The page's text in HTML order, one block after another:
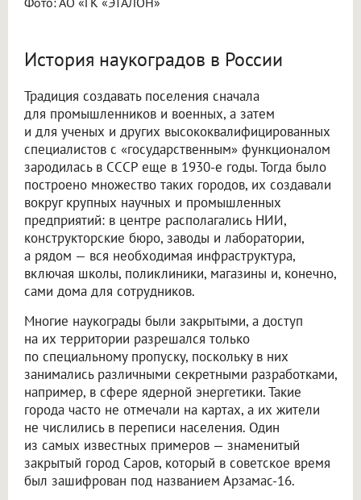
История наукоградов в России
Традиция создавать поселения сначала
для промышленников и военных, а затем
и для ученых и других высококвалифицированных
специалистов с «государственным» функционалом
зародилась в СССР еще в 1930-е годы. Тогда было
построено множество таких городов, их создавали
вокруг крупных научных и промышленных
предприятий: в центре располагались НИИ,
конструкторские бюро, заводы и лаборатории,
а рядом — вся необходимая инфраструктура,
включая школы, поликлиники, магазины и, конечно,
сами дома для сотрудников.
Многие наукограды были закрытыми, а доступ
на их территории разрешался только
по специальному пропуску, поскольку в них
занимались различными секретными разработками,
например, в сфере ядерной энергетики. Такие
города часто не отмечали на картах, а их жители
не числились в переписи населения. Один
из самых известных примеров — знаменитый
закрытый город Саров, который в советское время
был зашифрован под названием Арзамас-16.